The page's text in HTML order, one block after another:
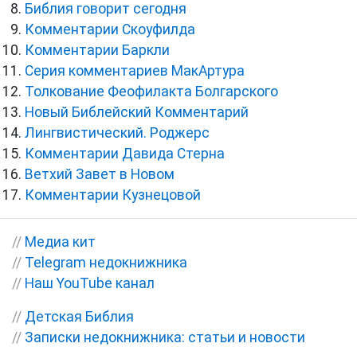
Библия говорит сегодня
Комментарии Скоуфилда
Комментарии Баркли
Серия комментариев МакАртура
Толкование Феофилакта Болгарского
Новый Библейский Комментарий
Лингвистический. Роджерс
Комментарии Давида Стерна
Ветхий Завет в Новом
Комментарии Кузнецовой
// Медиа кит
// Telegram недокнижника
// Наш YouTube канал
// Детская Библия
// Записки недокнижника: статьи и новости